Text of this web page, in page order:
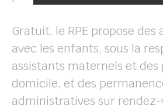
Gratuit, le RPE propose des
avec les enfants, sous la
assistants maternels et des
domicile, et des
administratives sur rendez-